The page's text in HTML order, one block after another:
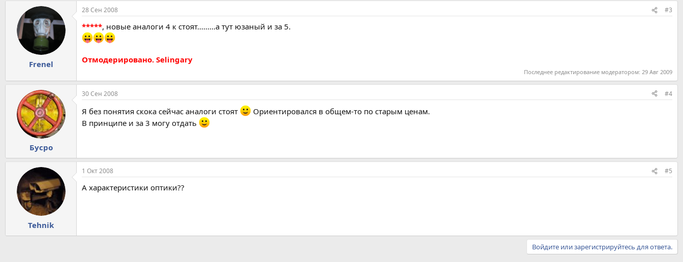
Frenel
28 Сен 2008 #3
*****, новые аналоги 4 к стоят.........а тут юзаный и за 5.
Отмодерировано. Selingary
Последнее редактирование модератором: 29 Авг 2009
Бусро
30 Сен 2008 #4
Я без понятия скока сейчас аналоги стоят
Ориентировался в общем-то по старым ценам.
В принципе и за 3 могу отдать
Tehnik
1 Окт 2008 #5
А характеристики оптики??
Войдите или зарегистрируйтесь для ответа.